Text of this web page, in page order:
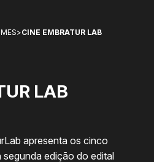
>CINE EMBRATUR LAB
LAB
apresenta os cinco
edição do edital